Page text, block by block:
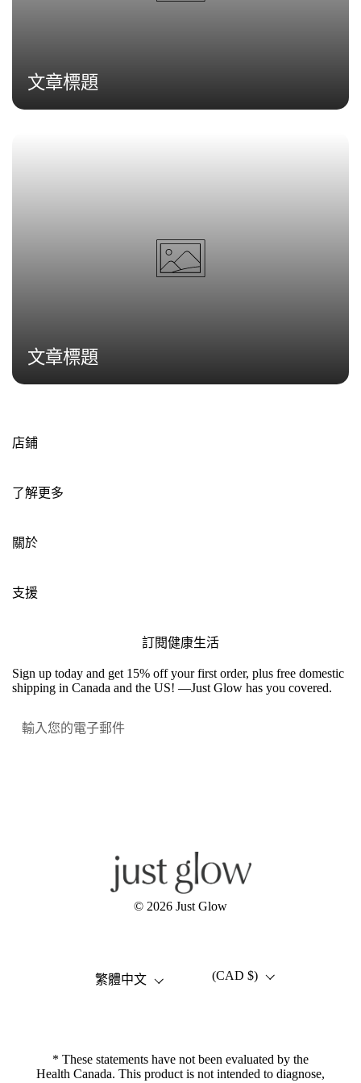
文章標題
文章標題
店鋪
了解更多
關於
支援
訂閱健康生活
Sign up today and get 15% off your first order, plus free domestic
shipping in Canada and the US! —Just Glow has you covered.
* These statements have not been evaluated by the
Health Canada. This product is not intended to diagnose,
© 2026 Just Glow
語言繁體中文 國家/地區
(CAD $)